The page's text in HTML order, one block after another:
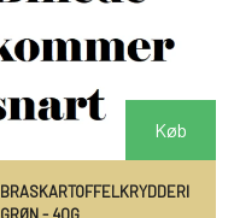
Køb
BRASKARTOFFELKRYDDERI